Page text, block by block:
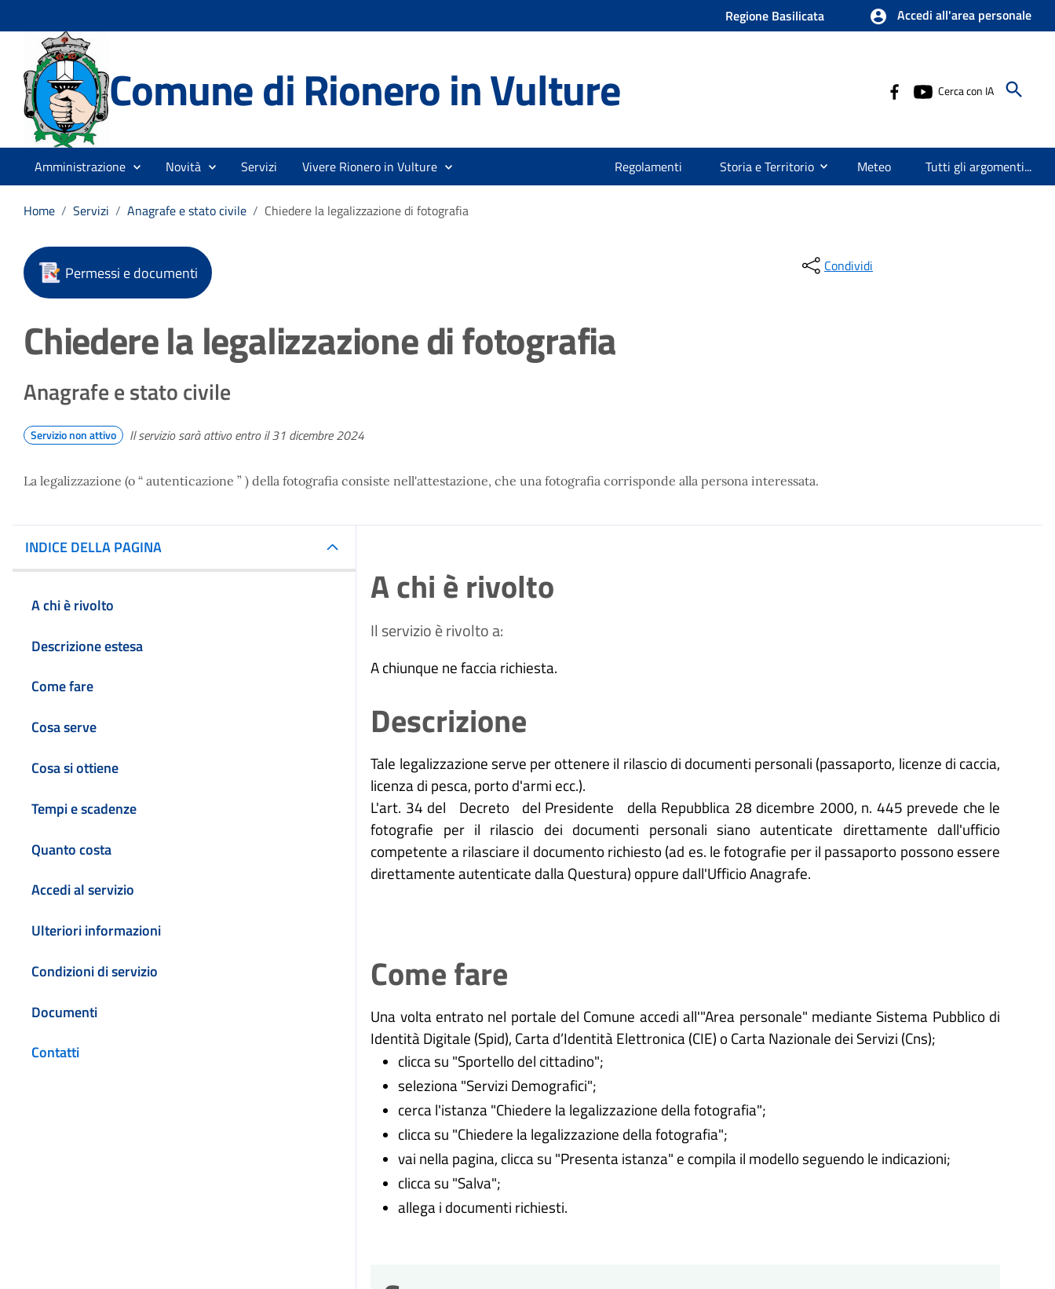
Regione Basilicata Accedi all'area personale
Comune di Rionero in Vulture Cerca con IA
Amministrazione Novità Servizi Vivere Rionero in Vulture Regolamenti Storia e Territorio Meteo Tutti gli argomenti...
Home / Servizi / Anagrafe e stato civile / Chiedere la legalizzazione di fotografia
Permessi e documenti Condividi
Chiedere la legalizzazione di fotografia
Anagrafe e stato civile
Servizio non attivo Il servizio sarà attivo entro il 31 dicembre 2024
La legalizzazione (o “ autenticazione ” ) della fotografia consiste nell'attestazione, che una fotografia corrisponde alla persona interessata.
INDICE DELLA PAGINA
A chi è rivolto
Descrizione estesa
Come fare
Cosa serve
Cosa si ottiene
Tempi e scadenze
Quanto costa
Accedi al servizio
Ulteriori informazioni
Condizioni di servizio
Documenti
Contatti
A chi è rivolto
Il servizio è rivolto a:
A chiunque ne faccia richiesta.
Descrizione
Tale legalizzazione serve per ottenere il rilascio di documenti personali (passaporto, licenze di caccia,
licenza di pesca, porto d'armi ecc.).
L'art. 34 del Decreto del Presidente della Repubblica 28 dicembre 2000, n. 445 prevede che le
fotografie per il rilascio dei documenti personali siano autenticate direttamente dall'ufficio
competente a rilasciare il documento richiesto (ad es. le fotografie per il passaporto possono essere
direttamente autenticate dalla Questura) oppure dall'Ufficio Anagrafe.
Come fare
Una volta entrato nel portale del Comune accedi all'"Area personale" mediante Sistema Pubblico di
Identità Digitale (Spid), Carta d’Identità Elettronica (CIE) o Carta Nazionale dei Servizi (Cns);
clicca su "Sportello del cittadino";
seleziona "Servizi Demografici";
cerca l'istanza "Chiedere la legalizzazione della fotografia";
clicca su "Chiedere la legalizzazione della fotografia";
vai nella pagina, clicca su "Presenta istanza" e compila il modello seguendo le indicazioni;
clicca su "Salva";
allega i documenti richiesti.